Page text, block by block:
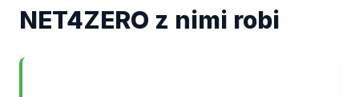
NET4ZERO z nimi robi